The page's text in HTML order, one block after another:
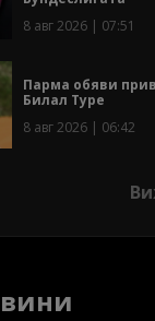
8 авг 2026 | 07:51
Парма обяви
Билал Туре
8 авг 2026 | 06:42